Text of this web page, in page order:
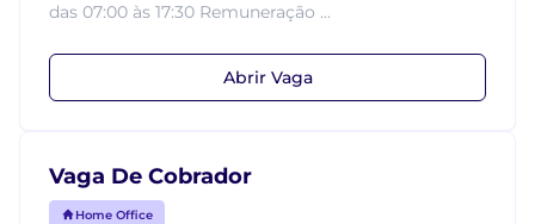
das 07:00 às 17:30 Remuneração ...
Abrir Vaga
Vaga De Cobrador
Home Office